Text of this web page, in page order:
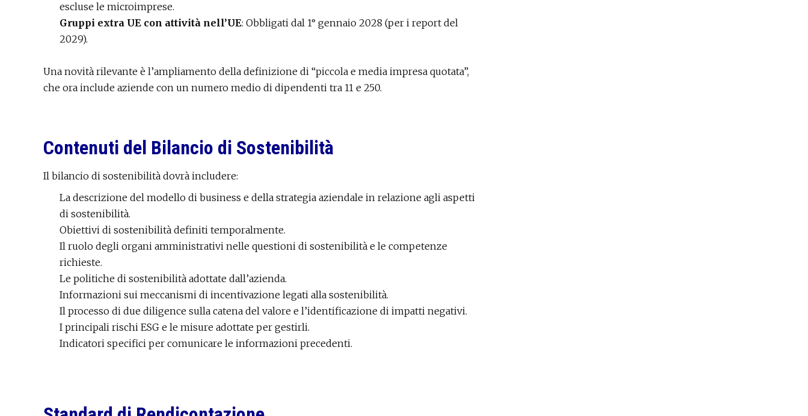
escluse le microimprese.
Gruppi extra UE con attività nell’UE: Obbligati dal 1° gennaio 2028 (per i report del
2029).
Una novità rilevante è l’ampliamento della definizione di “piccola e media impresa quotata”,
che ora include aziende con un numero medio di dipendenti tra 11 e 250.
Contenuti del Bilancio di Sostenibilità
Il bilancio di sostenibilità dovrà includere:
La descrizione del modello di business e della strategia aziendale in relazione agli aspetti
di sostenibilità.
Obiettivi di sostenibilità definiti temporalmente.
Il ruolo degli organi amministrativi nelle questioni di sostenibilità e le competenze
richieste.
Le politiche di sostenibilità adottate dall’azienda.
Informazioni sui meccanismi di incentivazione legati alla sostenibilità.
Il processo di due diligence sulla catena del valore e l’identificazione di impatti negativi.
I principali rischi ESG e le misure adottate per gestirli.
Indicatori specifici per comunicare le informazioni precedenti.